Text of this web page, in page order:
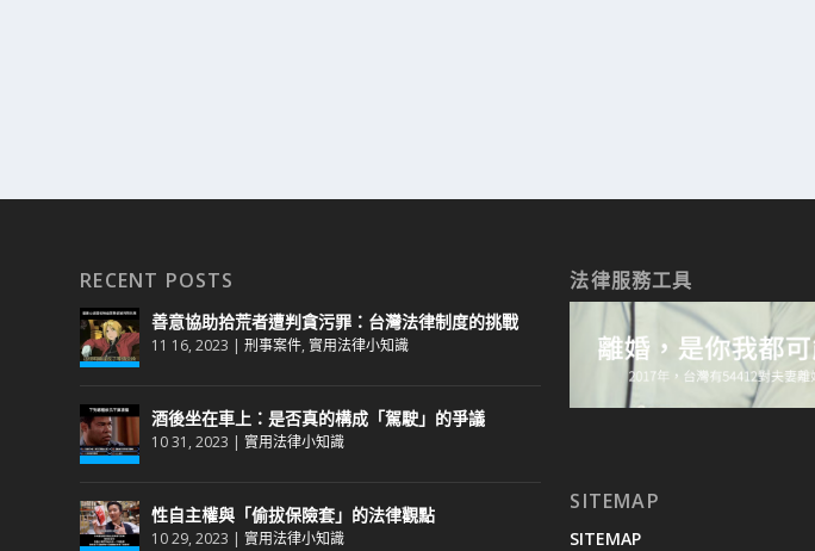
RECENT POSTS
善意協助拾荒者遭判貪污罪：台灣法律制度的挑戰
11 16, 2023 |刑事案件,實用法律小知識
酒後坐在車上：是否真的構成「駕駛」的爭議
10 31, 2023 |實用法律小知識
性自主權與「偷拔保險套」的法律觀點
10 29, 2023 |實用法律小知識
法律服務工具
SITEMAP
SITEMAP